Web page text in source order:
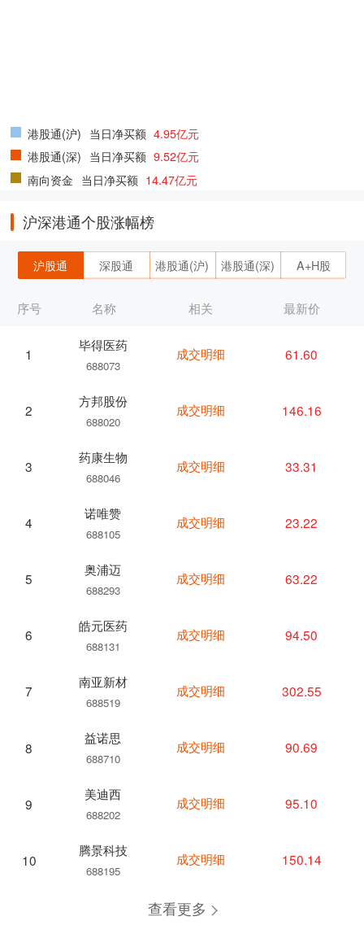
港股通(沪) 当日净买额 4.95亿元
港股通(深) 当日净买额 9.52亿元
南向资金 当日净买额 14.47亿元
沪深港通个股涨幅榜
沪股通 深股通 港股通(沪) 港股通(深) A+H股
序号 名称
1
毕得医药
688073
2
方邦股份
688020
3
药康生物
688046
4
诺唯赞
688105
5
奥浦迈
688293
6
皓元医药
688131
7
南亚新材
688519
8
益诺思
688710
9
美迪西
688202
10
腾景科技
688195
相关 最新价
成交明细 61.60
成交明细 146.16
成交明细 33.31
成交明细 23.22
成交明细 63.22
成交明细 94.50
成交明细 302.55
成交明细 90.69
成交明细 95.10
成交明细 150.14
查看更多